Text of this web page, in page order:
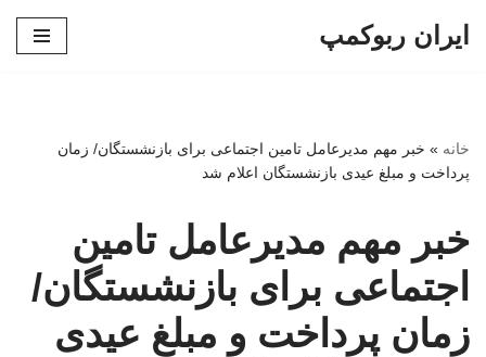
ایران ربوکمپ
خانه » خبر مهم مدیرعامل تامین اجتماعی برای بازنشستگان/ زمان
پرداخت و مبلغ عیدی بازنشستگان اعلام شد
خبر مهم مدیرعامل تامین
اجتماعی برای بازنشستگان/
زمان پرداخت و مبلغ عیدی